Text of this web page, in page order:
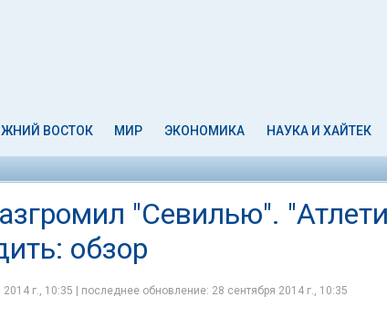
ВОСТОК МИР ЭКОНОМИКА НАУКА И ХАЙТЕК
"Севилью".
обзор
г., 10:35 | последнее обновление: 28 сентября 2014 г., 10:35